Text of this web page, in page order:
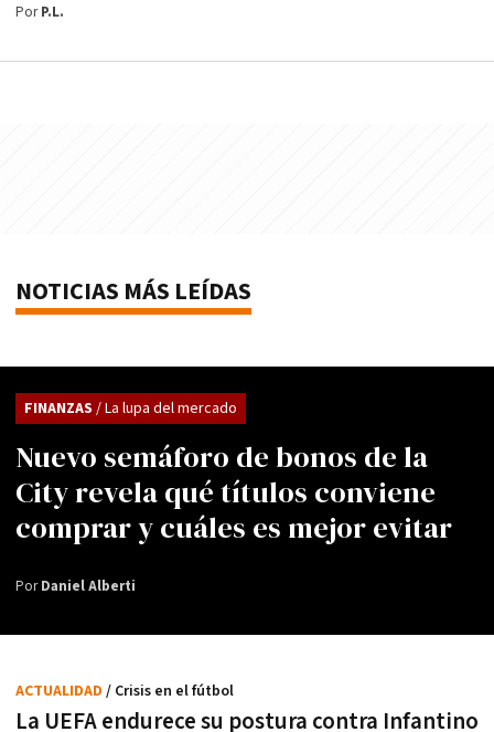
PorP.L.
NOTICIAS MÁS LEÍDAS
Nuevo semáforo de bonos de la
City revela qué títulos conviene
comprar y cuáles es mejor evitar
FINANZAS / La lupa del mercado
PorDaniel Alberti
La UEFA endurece su postura contra Infantino
ACTUALIDAD / Crisis en el fútbol